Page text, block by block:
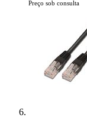
Preço sob consulta